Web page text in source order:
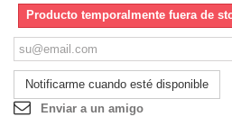
Producto temporalmente fuera de
Notificarme cuando esté disponible
Enviar a un amigo